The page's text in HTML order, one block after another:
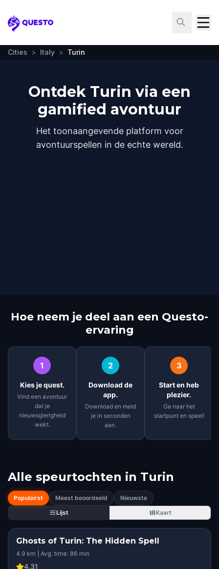
Questo
Cities > Italy > Turin
Ontdek Turin via een
gamified avontuur
Het toonaangevende platform voor
avontuurspellen in de echte wereld.
Hoe neem je deel aan een Questo-
ervaring
1
Kies je quest.
Vind een avontuur
dat je
nieuwsgierigheid
wekt.
2
Download de
app.
Download en meld
je in seconden
aan.
3
Start en heb
plezier.
Ga naar het
startpunt en speel!
Alle speurtochten in Turin
Populairst Meest beoordeeld
Nieuwste
Lijst
Kaart
Ghosts of Turin: The Hidden Spell
4.9 km | Avg. time: 86 min
4.31